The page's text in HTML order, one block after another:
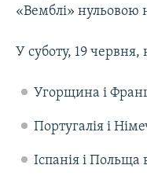
«Вемблі» нульовою
У суботу, 19
Угорщина і
Португалія і
Іспанія і Польща